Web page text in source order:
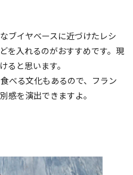
ブイヤベースに近づけたレシ
を入れるのがおすすめです。現
ると思います。
べる文化もあるので、フラン
感を演出できますよ。